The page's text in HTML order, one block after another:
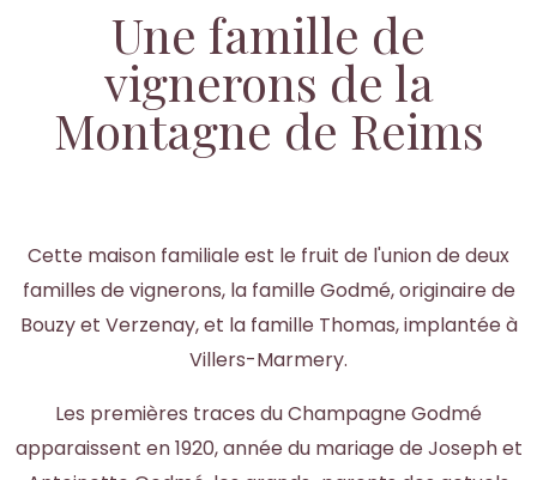
Une famille de
vignerons de la
Montagne de Reims
Cette maison familiale est le fruit de l'union de deux
familles de vignerons, la famille Godmé, originaire de
Bouzy et Verzenay, et la famille Thomas, implantée à
Villers-Marmery.
Les premières traces du Champagne Godmé
apparaissent en 1920, année du mariage de Joseph et